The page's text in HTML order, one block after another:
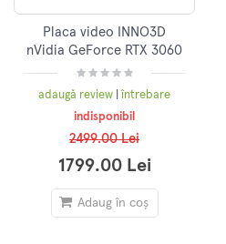
Placa video INNO3D
nVidia GeForce RTX 3060
iChill X3 RED 12GB GDDR6
192bit, LHR
adaugă review
întrebare
indisponibil
2499.00 Lei
1799.00 Lei
Adaug în coș